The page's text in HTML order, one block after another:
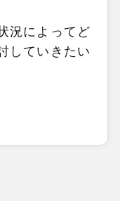
況によってど
していきたい